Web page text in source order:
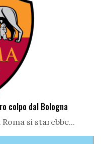
colpo dal Bologna
si starebbe...